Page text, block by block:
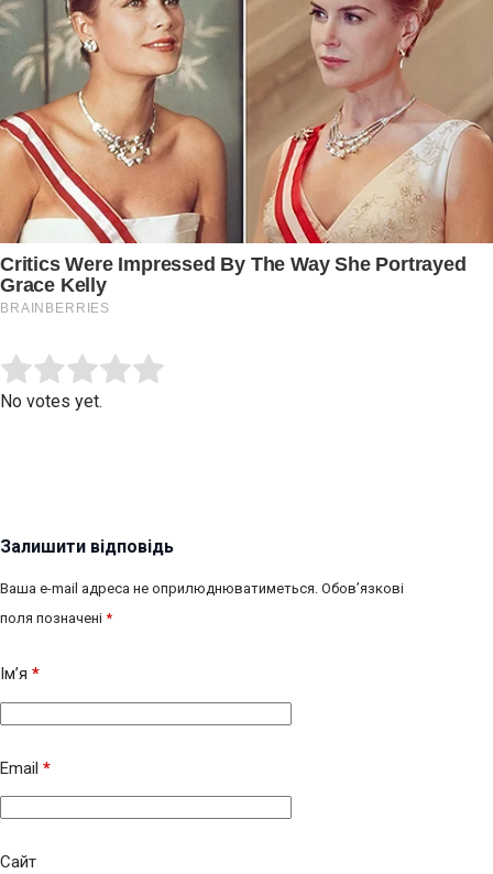
Rate this item:
No votes yet.
Залишити відповідь
Ваша e-mail адреса не оприлюднюватиметься. Обов’язкові
поля позначені *
Ім’я *
Email *
Сайт